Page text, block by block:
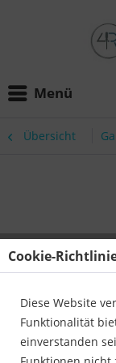
Menü
Übersicht
Cookie-
Diese Website
Funktionalität
einverstanden